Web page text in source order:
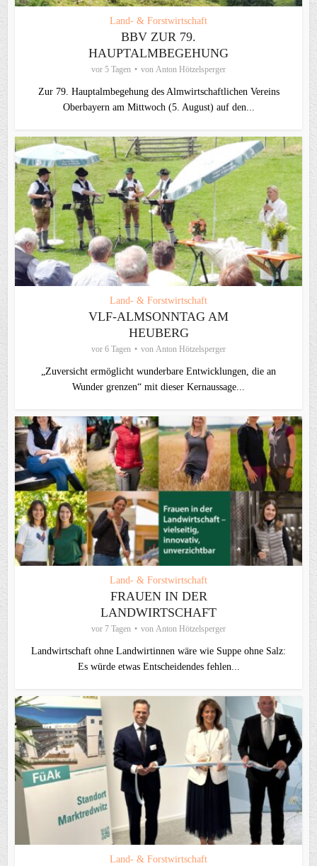
Land- & Forstwirtschaft
BBV ZUR 79.
HAUPTALMBEGEHUNG
vor 5 Tagen von Anton Hötzelsperger
Zur 79. Hauptalmbegehung des Almwirtschaftlichen Vereins
Oberbayern am Mittwoch (5. August) auf den...
Land- & Forstwirtschaft
VLF-ALMSONNTAG AM
HEUBERG
vor 6 Tagen von Anton Hötzelsperger
„Zuversicht ermöglicht wunderbare Entwicklungen, die an
Wunder grenzen“ mit dieser Kernaussage...
Land- & Forstwirtschaft
FRAUEN IN DER
LANDWIRTSCHAFT
vor 7 Tagen von Anton Hötzelsperger
Landwirtschaft ohne Landwirtinnen wäre wie Suppe ohne Salz:
Es würde etwas Entscheidendes fehlen...
Land- & Forstwirtschaft